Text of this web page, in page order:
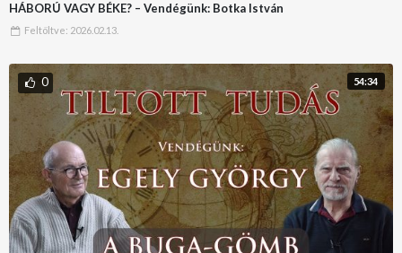
HÁBORÚ VAGY BÉKE? – Vendégünk: Botka István
Feltöltve: 2026.02.13.
54:34
0